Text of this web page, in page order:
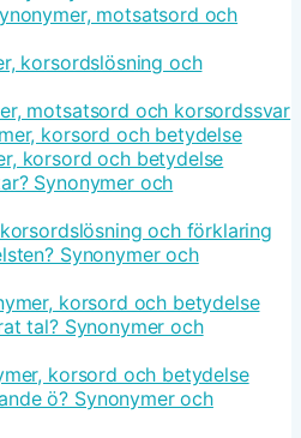
motsatsord och
korsordslösning och
motsatsord och korsordssvar
korsord och betydelse
korsord och betydelse
Synonymer och
och förklaring
Synonymer och
korsord och betydelse
tal? Synonymer och
korsord och betydelse
ö? Synonymer och